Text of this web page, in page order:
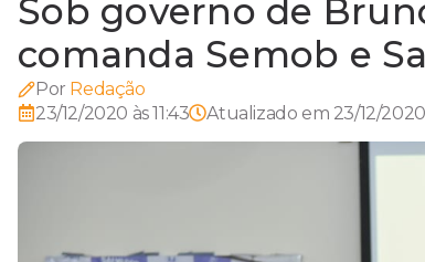
Sob governo de
comanda Semob e
Por Redação
23/12/2020 às 11:43
Atualizado em 23/12/2020